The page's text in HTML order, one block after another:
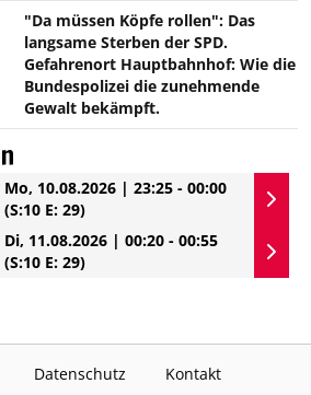
"Da müssen Köpfe rollen": Das
langsame Sterben der SPD.
Gefahrenort Hauptbahnhof: Wie die
Bundespolizei die zunehmende
Gewalt bekämpft.
Mo, 10.08.2026 | 23:25 - 00:00
(S:10 E: 29)
Di, 11.08.2026 | 00:20 - 00:55
(S:10 E: 29)
Datenschutz Kontakt